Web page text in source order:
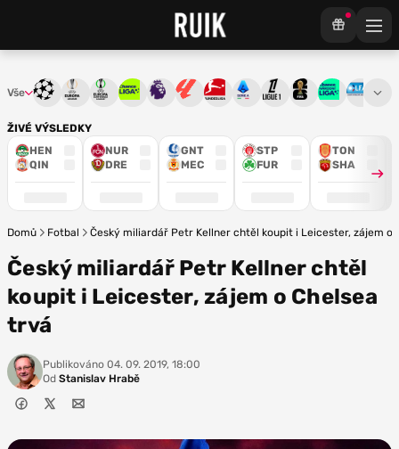
ŽIVÉ VÝSLEDKY
HEN
QIN
NUR
DRE
GNT
MEC
STP
FUR
TON
SHA
Vše Liga mistrůEvropská liga
Konferenční liga
Chance ligaPremier League
La LigaBundesliga
Serie ALigue 1Mistrovství světa
Chance3. ČFL
Domů Fotbal Český miliardář Petr Kellner chtěl koupit i Leicester, zájem o
Český miliardář Petr Kellner chtěl
koupit i Leicester, zájem o Chelsea
trvá
Publikováno 04. 09. 2019, 18:00
Od Stanislav Hrabě